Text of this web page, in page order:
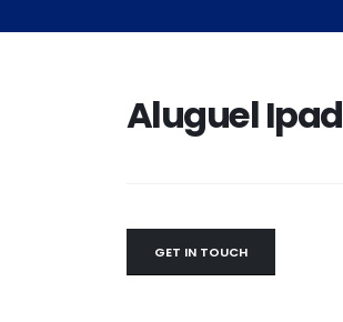
Aluguel Ipad
GET IN TOUCH